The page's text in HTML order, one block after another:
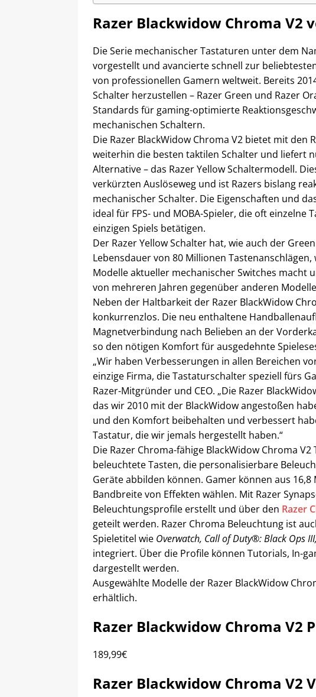
Razer Blackwidow Chroma V2
Die Serie mechanischer Tastaturen unter dem
vorgestellt und avancierte schnell zur
von professionellen Gamern weltweit. Bereits
Schalter herzustellen – Razer Green und Razer
Standards für gaming-optimierte
mechanischen Schaltern.
Die Razer BlackWidow Chroma V2 bietet mit den
weiterhin die besten taktilen Schalter und liefert
Alternative – das Razer Yellow Schaltermodell.
verkürzten Auslöseweg und ist Razers bislang
mechanischer Schalter. Die Eigenschaften und
ideal für FPS- und MOBA-Spieler, die oft einzelne
einzigen Spiels betätigen.
Der Razer Yellow Schalter hat, wie auch der
Lebensdauer von 80 Millionen
Modelle aktueller mechanischer Switches macht
von mehreren Jahren gegenüber anderen
Neben der Haltbarkeit der Razer BlackWidow
konkurrenzlos. Die neu enthaltene
Magnetverbindung nach Belieben an der
so den nötigen Komfort für ausgedehnte
„Wir haben Verbesserungen in allen Bereichen
einzige Firma, die Tastaturschalter speziell fürs
Razer-Mitgründer und CEO. „Die Razer
das wir 2010 mit der BlackWidow angestoßen
und den Komfort beibehalten und verbessert
Tastatur, die wir jemals hergestellt haben.“
Die Razer Chroma-fähige BlackWidow Chroma
beleuchtete Tasten, die personalisierbare
Geräte abbilden können. Gamer können aus
Bandbreite von Effekten wählen. Mit Razer
Beleuchtungsprofile erstellt und über den Razer
geteilt werden. Razer Chroma Beleuchtung ist
Spieletitel wie Overwatch, Call of Duty®: Black Ops
integriert. Über die Profile können Tutorials, In-
dargestellt werden.
Ausgewählte Modelle der Razer BlackWidow
erhältlich.
Razer Blackwidow Chroma V2
189,99€
Razer Blackwidow Chroma V2